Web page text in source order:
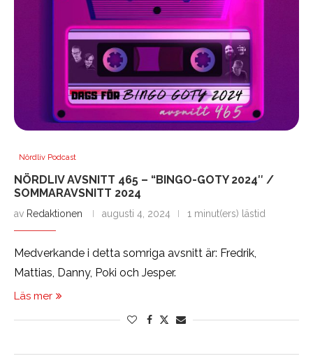
Nördliv Podcast
NÖRDLIV AVSNITT 465 – “BINGO-GOTY 2024″ /
SOMMARAVSNITT 2024
av Redaktionen augusti 4, 2024 1 minut(ers) lästid
Medverkande i detta somriga avsnitt är: Fredrik,
Mattias, Danny, Poki och Jesper.
Läs mer